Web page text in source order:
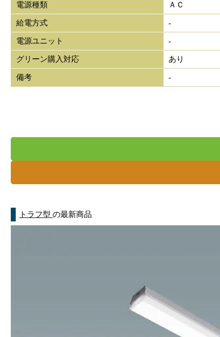
電源種類 ＡＣ
給電方式 -
電源ユニット -
グリーン購入対応 あり
備考 -
トラフ型の最新商品